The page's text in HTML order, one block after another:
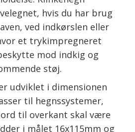
hvis du har brug
ved indkørslen eller
et trykimpregneret
mod indkig og
støj.
udviklet i dimensionen
til hegnssystemer,
til overkant skal være
i målet 16x115mm og